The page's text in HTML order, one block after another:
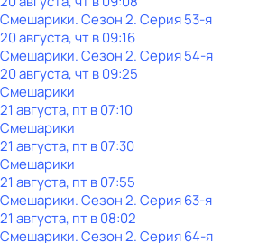
Смешарики. Сезон 2. Серия 53-я
20 августа, чт в 09:16
Смешарики. Сезон 2. Серия 54-я
20 августа, чт в 09:25
Смешарики
21 августа, пт в 07:10
Смешарики
21 августа, пт в 07:30
Смешарики
21 августа, пт в 07:55
Смешарики. Сезон 2. Серия 63-я
21 августа, пт в 08:02
Смешарики. Сезон 2. Серия 64-я